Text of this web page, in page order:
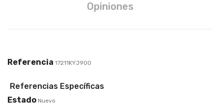
Opiniones
Referencia 17211KYJ900
Referencias Específicas
Estado Nuevo